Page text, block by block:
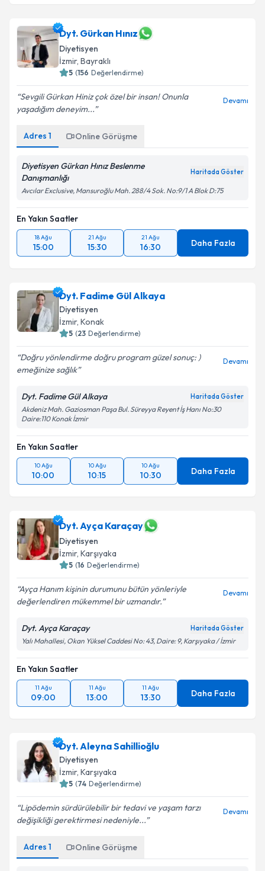
Dyt. Gürkan Hınız
Diyetisyen
İzmir, Bayraklı
5 (156 Değerlendirme)
Sevgili Gürkan Hiniz çok özel bir insan! Onunla
yaşadığım deneyim...
Devamı
Adres 1 Online Görüşme
Diyetisyen Gürkan Hınız Beslenme
Danışmanlığı
Haritada Göster
Avcılar Exclusive, Mansuroğlu Mah. 288/4 Sok. No:9/1 A Blok D:75
En Yakın Saatler
18 Ağu
15:00
21 Ağu
15:30
21 Ağu
16:30 Daha Fazla
Dyt. Fadime Gül Alkaya
Diyetisyen
İzmir, Konak
5 (23 Değerlendirme)
Doğru yönlendirme doğru program güzel sonuç: )
emeğinize sağlık
Devamı
Dyt. Fadime Gül Alkaya Haritada Göster
Akdeniz Mah. Gaziosman Paşa Bul. Süreyya Reyent İş Hanı No:30
Daire:110 Konak İzmir
En Yakın Saatler
10 Ağu
10:00
10 Ağu
10:15
10 Ağu
10:30 Daha Fazla
Dyt. Ayça Karaçay
Diyetisyen
İzmir, Karşıyaka
5 (16 Değerlendirme)
Ayça Hanım kişinin durumunu bütün yönleriyle
değerlendiren mükemmel bir uzmandır.
Devamı
Dyt. Ayça Karaçay Haritada Göster
Yalı Mahallesi, Okan Yüksel Caddesi No: 43, Daire: 9, Karşıyaka / İzmir
En Yakın Saatler
11 Ağu
09:00
11 Ağu
13:00
11 Ağu
13:30 Daha Fazla
Dyt. Aleyna Sahillioğlu
Diyetisyen
İzmir, Karşıyaka
5 (74 Değerlendirme)
Lipödemin sürdürülebilir bir tedavi ve yaşam tarzı
değişikliği gerektirmesi nedeniyle...
Devamı
Adres 1 Online Görüşme